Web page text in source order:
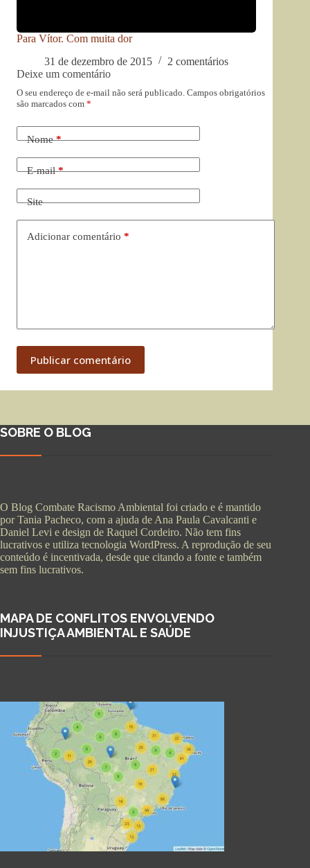
Para Vítor. Com muita dor
31 de dezembro de 2015
2 comentários
Deixe um comentário
O seu endereço de e-mail não será publicado. Campos obrigatórios
são marcados com *
Nome*
E-mail*
Site
Adicionar comentário *
Publicar comentário
SOBRE O BLOG
O Blog Combate Racismo Ambiental foi criado e é mantido
por Tania Pacheco, com a ajuda de Ana Paula Cavalcanti e
Daniel Levi e design de Raquel Cordeiro. Não tem fins
lucrativos e utiliza tecnologia WordPress. A reprodução de seu
conteúdo é incentivada, desde que citando a fonte e também
sem fins lucrativos.
MAPA DE CONFLITOS ENVOLVENDO
INJUSTIÇA AMBIENTAL E SAÚDE